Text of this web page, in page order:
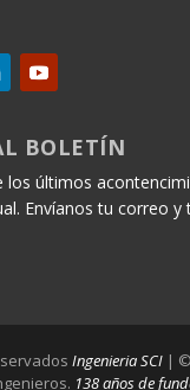
BOLETÍN
los últimos
Envíanos tu correo y
Ingenieria SCI |
138 años de